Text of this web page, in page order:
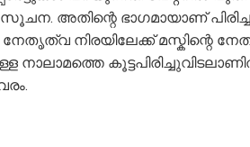
സൂചന. അതിന്റെ ഭാ​ഗമായാണ്
നേതൃത്വ നിരയിലേക്ക് മസ്കിന്റെ